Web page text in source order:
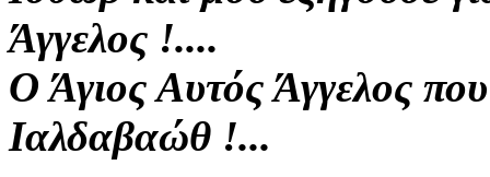
Άγγελος !....
Ο Άγιος Αυτός Άγγελος
Ιαλδαβαώθ !...